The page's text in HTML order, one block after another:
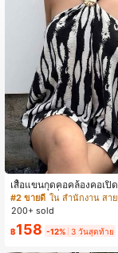
4.84
4.84
เสื้อแขนกุดคอคล้องคอเปิ
ลายสไตล์ฝรั่งเศส ฤดูร้อน
กแต่งโลหะ สไตล์วินเทจส
#2 ขายดี
200+ sold
฿158 -12% 3 วันสุดท้าย